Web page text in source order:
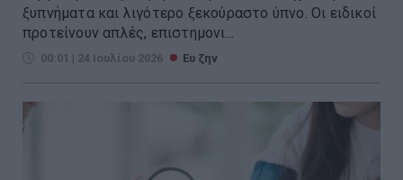
ξυπνήματα και λιγότερο ξεκούραστο ύπνο. Οι ειδικοί
προτείνουν απλές, επιστημονι...
00:01 | 24 Ιουλίου 2026 Ευ ζην